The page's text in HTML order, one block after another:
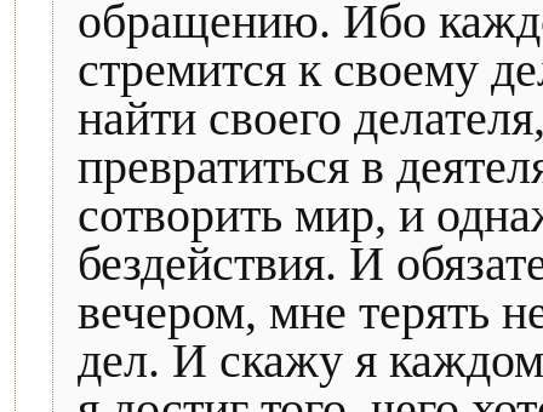
обращению. Ибо
стремится к своему
найти своего
превратиться в
сотворить мир, и
бездействия. И
вечером, мне терять
дел. И скажу я